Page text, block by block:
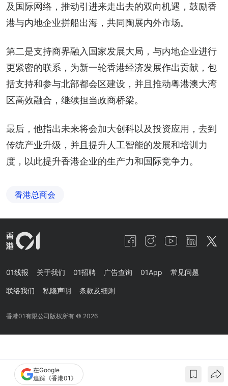
及国际网络，推动引进来走出去的双向机遇，鼓励香
港与内地企业拼船出海，共同陶展内外市场。
第二是支持商界融入国家发展大局，与内地企业进行
更紧密的联系，为新一轮香港经济发展作出贡献，包
括支持和参与北部都会区建设，并且推动粤港澳大湾
区高效融合，继续担当政商桥梁。
最后，他指出未来将会加大创科以及投资应用，去到
传统产业升级，并且提升人工智能的发展和培训力
度，以此提升香港企业的生产力和国际竞争力。
香港总商会
在Google
追踪《香港01》
01线报 关于我们 01招聘 广告查询 01App 常见问题
联络我们 私隐声明 条款及细则
香港01有限公司版权所有 © 2026